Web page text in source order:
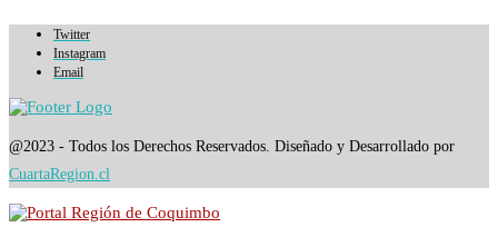
Twitter
Instagram
Email
@2023 - Todos los Derechos Reservados. Diseñado y Desarrollado por
CuartaRegion.cl